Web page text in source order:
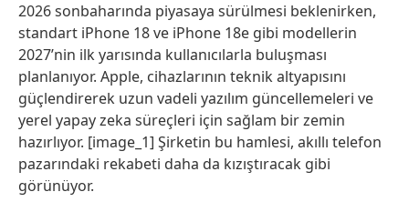
2026 sonbaharında piyasaya sürülmesi beklenirken,
standart iPhone 18 ve iPhone 18e gibi modellerin
2027’nin ilk yarısında kullanıcılarla buluşması
planlanıyor. Apple, cihazlarının teknik altyapısını
güçlendirerek uzun vadeli yazılım güncellemeleri ve
yerel yapay zeka süreçleri için sağlam bir zemin
hazırlıyor. [image_1] Şirketin bu hamlesi, akıllı telefon
pazarındaki rekabeti daha da kızıştıracak gibi
görünüyor.